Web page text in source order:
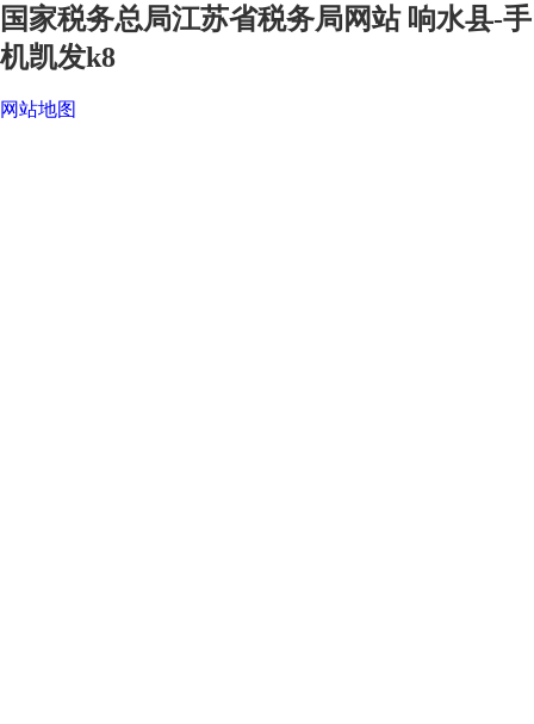
国家税务总局江苏省税务局网站 响水县-手
机凯发k8
网站地图